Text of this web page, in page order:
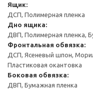
Ящик:
ДСП, Полимерная пленка
Дно ящика:
ДВП, Полимерная пленка,
Фронтальная обвязка:
ДСП, Ясеневый шпон,
Пластиковая окантовка
Боковая обвязка:
ДВП, Бумажная пленка